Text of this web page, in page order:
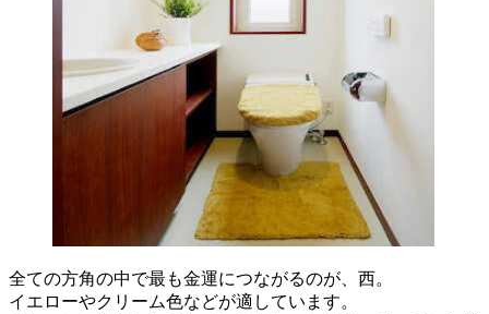
全ての方角の中で最も金運につながるのが、西。
イエローやクリーム色などが適しています。